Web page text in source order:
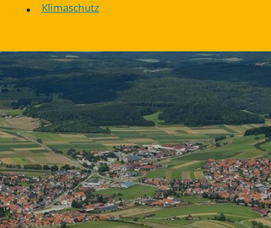
Klimaschutz